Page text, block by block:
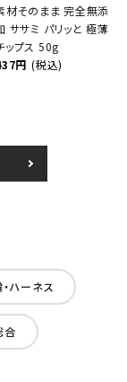
材そのまま 完全無添
ササミ パリッと 極薄
ップス 50g
円 (税込)
ハーネス
合